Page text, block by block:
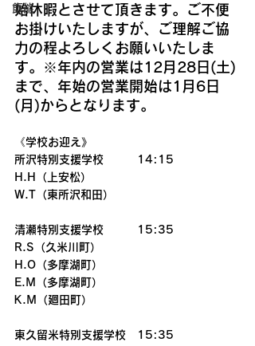
飯能
始休暇とさせて頂きます。ご不便
お掛けいたしますが、ご理解ご協
力の程よろしくお願いいたしま
す。※年内の営業は12月28日(土)
まで、年始の営業開始は1月6日
(月)からとなります。
《学校お迎え》
所沢特別支援学校　　　14:15
H.H（上安松）
W.T（東所沢和田）
清瀬特別支援学校　　　15:35
R.S（久米川町）
H.O（多摩湖町）
E.M（多摩湖町）
K.M（廻田町）
東久留米特別支援学校　15:35